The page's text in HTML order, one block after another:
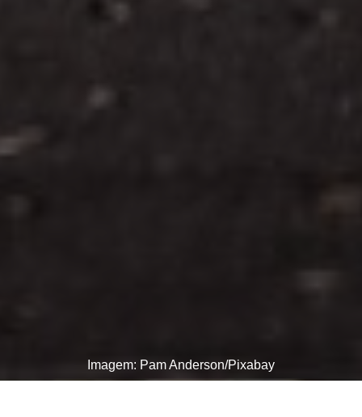
Imagem: Pam Anderson/Pixabay